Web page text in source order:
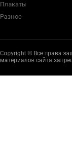
Плакаты
Разное
Copyright © Все права
материалов сайта